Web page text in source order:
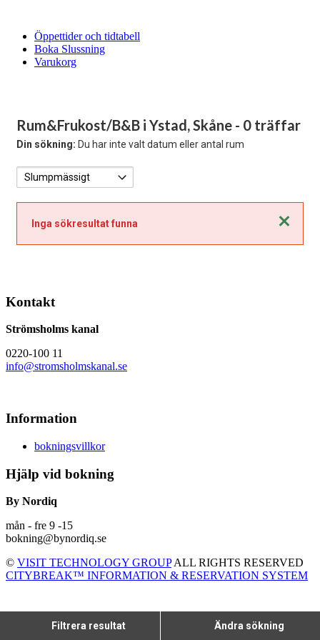
Öppettider och tidtabell
Boka Slussning
Varukorg
Rum&Frukost/B&B i Ystad, Skåne - 0 träffar
Din sökning: Du har inte valt datum eller antal rum
Stäng
Inga sökresultat funna
Filtrera resultat Ändra sökning
Kontakt
Strömsholms kanal
0220-100 11
info@stromsholmskanal.se
Information
bokningsvillkor
Hjälp vid bokning
By Nordiq
mån - fre 9 -15
bokning@bynordiq.se
© VISIT TECHNOLOGY GROUPALL RIGHTS RESERVED
CITYBREAK™ INFORMATION & RESERVATION SYSTEM